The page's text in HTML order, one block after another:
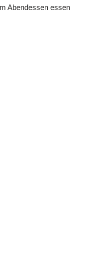
Abendessen essen